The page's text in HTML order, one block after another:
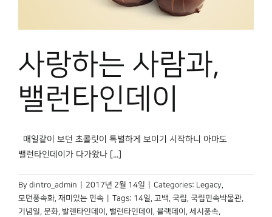
사랑하는 사람과,
밸런타인데이
매일같이 보던 초콜릿이 특별하게 보이기 시작하니 아마도
밸런타인데이가 다가왔나 [...]
By dintro_admin 2017년 2월 14일 Categories: Legacy,
모던풍속화, 재미있는 민속 Tags: 14일, 고백, 국립, 국립민속박물관,
기념일, 문화, 발렌타인데이 , 밸런타인데이 , 블랙데이 , 세시풍속,